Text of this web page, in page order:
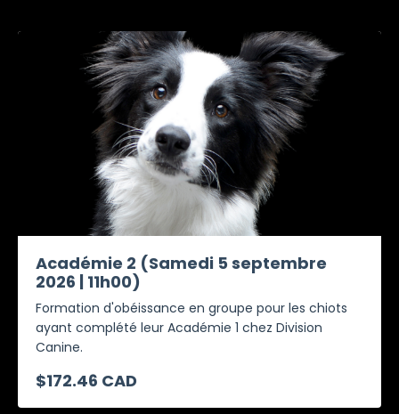
Académie 2 (Samedi 5 septembre
2026 | 11h00)
Formation d'obéissance en groupe pour les chiots
ayant complété leur Académie 1 chez Division
Canine.
$172.46 CAD